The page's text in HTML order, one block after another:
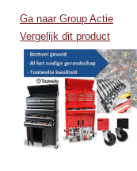
Ga naar Group Actie
Vergelijk dit product